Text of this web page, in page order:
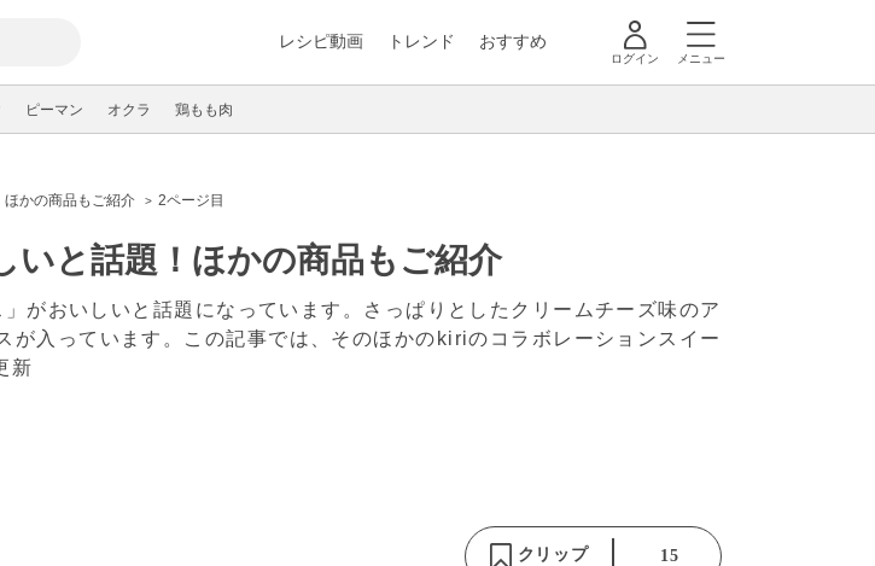
レシピ動画 トレンド おすすめ
ログイン メニュー
ピーマン オクラ 鶏もも肉
かの商品もご紹介 2ページ目
と話題！ほかの商品もご紹介
がおいしいと話題になっています。さっぱりとしたクリームチーズ味のア
が入っています。この記事では、そのほかのkiriのコラボレーションスイー
新
クリップ 15